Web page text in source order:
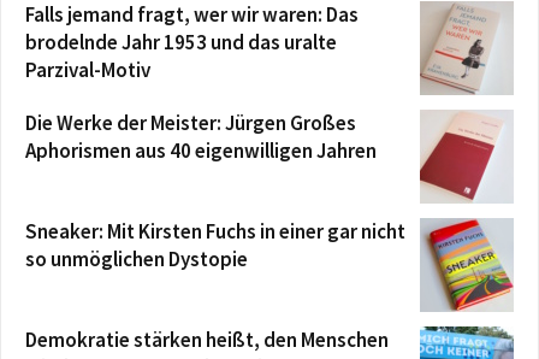
Falls jemand fragt, wer wir waren: Das
brodelnde Jahr 1953 und das uralte
Parzival-Motiv
Die Werke der Meister: Jürgen Großes
Aphorismen aus 40 eigenwilligen Jahren
Sneaker: Mit Kirsten Fuchs in einer gar nicht
so unmöglichen Dystopie
Demokratie stärken heißt, den Menschen